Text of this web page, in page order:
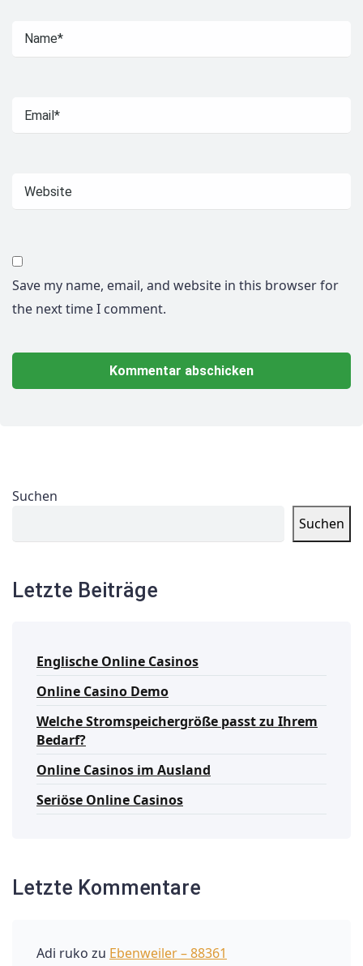
Save my name, email, and website in this browser for
the next time I comment.
Suchen
Suchen
Letzte Beiträge
Englische Online Casinos
Online Casino Demo
Welche Stromspeichergröße passt zu Ihrem
Bedarf?
Online Casinos im Ausland
Seriöse Online Casinos
Letzte Kommentare
Adi ruko zu Ebenweiler – 88361